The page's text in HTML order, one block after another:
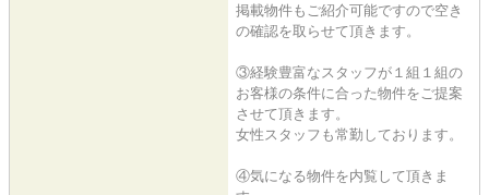
掲載物件もご紹介可能ですので空き
の確認を取らせて頂きます。
③経験豊富なスタッフが１組１組の
お客様の条件に合った物件をご提案
させて頂きます。
女性スタッフも常勤しております。
④気になる物件を内覧して頂きま